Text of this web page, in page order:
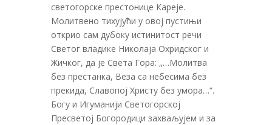
светогорске престонице Кареје.
Молитвено тихујући у овој пустињи
открио сам дубоку истинитост речи
Светог владике Николаја Охридског и
Жичког, да је Света Гора: „…Молитва
без престанка, Веза са небесима без
прекида, Славопој Христу без умора…“.
Богу и Игуманији Светогорској
Пресветој Богородици захваљујем и за